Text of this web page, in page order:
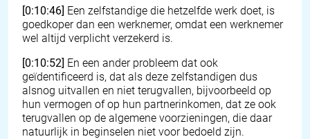
[0:10:46] Een zelfstandige die hetzelfde werk doet, is
goedkoper dan een werknemer, omdat een werknemer
wel altijd verplicht verzekerd is.
[0:10:52] En een ander probleem dat ook
geïdentificeerd is, dat als deze zelfstandigen dus
alsnog uitvallen en niet terugvallen, bijvoorbeeld op
hun vermogen of op hun partnerinkomen, dat ze ook
terugvallen op de algemene voorzieningen, die daar
natuurlijk in beginselen niet voor bedoeld zijn.